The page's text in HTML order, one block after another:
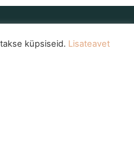
küpsiseid. Lisateavet